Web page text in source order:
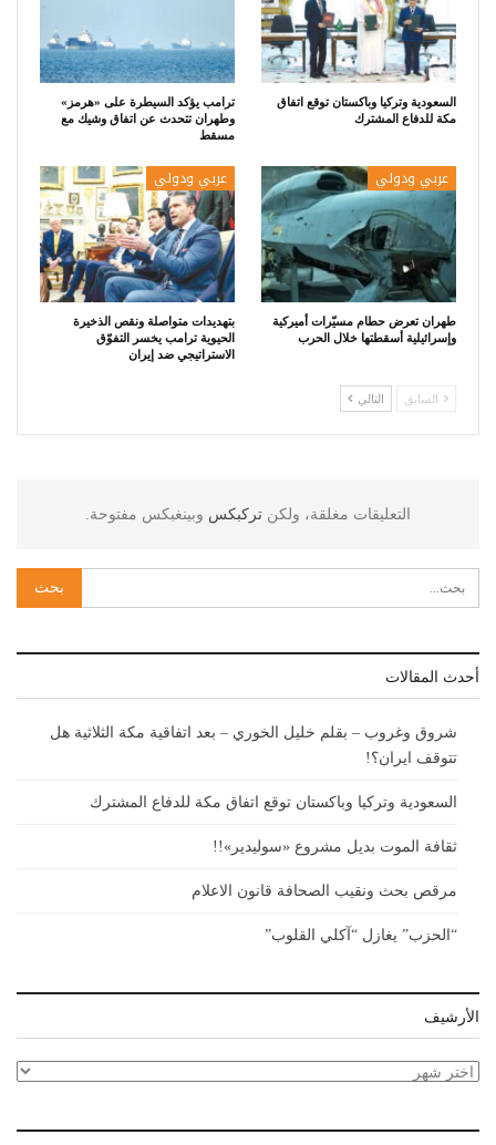
السعودية وتركيا وباكستان توقع اتفاق
مكة للدفاع المشترك
ترامب يؤكد السيطرة على «هرمز»
وطهران تتحدث عن اتفاق وشيك مع
مسقط
عربي ودولي
طهران تعرض حطام مسيّرات أميركية
وإسرائيلية أسقطتها خلال الحرب
عربي ودولي
بتهديدات متواصلة ونقص الذخيرة
الحيوية ترامب يخسر التفوّق
الاستراتيجي ضد إيران
السابق التالي
التعليقات مغلقة، ولكن تركبكس وبينغبكس مفتوحة.
أحدث المقالات
شروق وغروب – بقلم خليل الخوري – بعد اتفاقية مكة الثلاثية هل
تتوقف ايران؟!
السعودية وتركيا وباكستان توقع اتفاق مكة للدفاع المشترك
ثقافة الموت بديل مشروع «سوليدير»!!
مرقص بحث ونقيب الصحافة قانون الاعلام
“الحزب” يغازل “آكلي القلوب”
الأرشيف
الأرشيف